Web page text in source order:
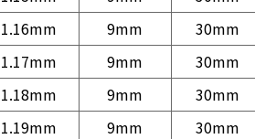
1.16mm 9mm 30mm
1.17mm 9mm 30mm
1.18mm 9mm 30mm
1.19mm 9mm 30mm